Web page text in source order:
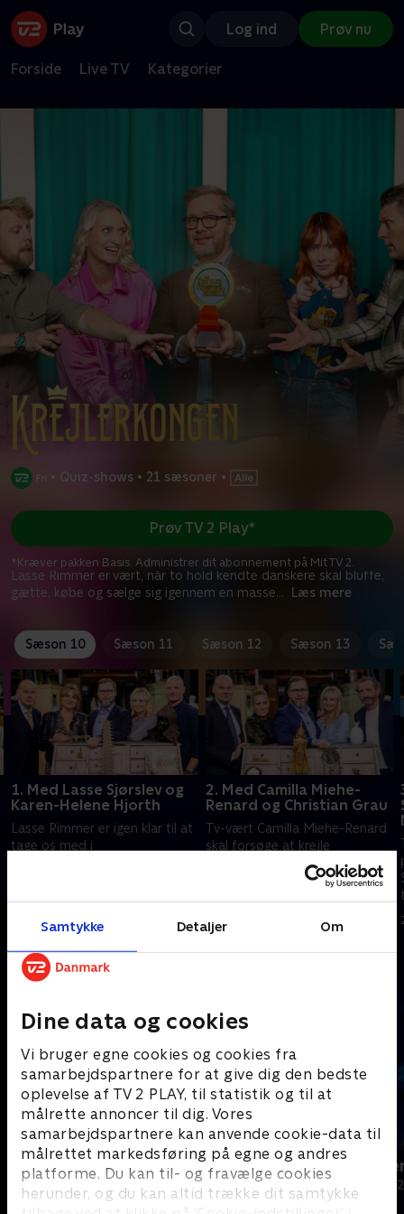
Samtykke Detaljer Om
Dine data og cookies
Vi bruger egne cookies og cookies fra
samarbejdspartnere for at give dig den bedste
oplevelse af TV 2 PLAY, til statistik og til at
målrette annoncer til dig. Vores
samarbejdspartnere kan anvende cookie-data til
målrettet markedsføring på egne og andres
platforme. Du kan til- og fravælge cookies
herunder, og du kan altid trække dit samtykke
Log ind Prøv nu
Forside Live TV Kategorier
• Quiz-shows • 21 sæsoner •
Lasse Rimmer er vært, når to hold kendte danskere skal bluffe,
gætte, købe og sælge sig igennem en masse... Læs mere
Prøv TV 2 Play*
*Kræver pakken Basis. Administrer dit abonnement på Mit TV 2.
Sæson 10 Sæson 11 Sæson 12 Sæson 13
1. Med Lasse Sjørslev og
Karen-Helene Hjorth
Lasse Rimmer er igen klar til at
tage os med i
Hjorth
20. januar 2020 • 29 min
2. Med Camilla Miehe-
Renard og Christian Grau
Tv-vært Camilla Miehe-Renard
skal forsøge at krejle
livsstilsekspert Christian Grau
af banen og omvendt.
21. januar 2020 • 29 min
Andre så også
24 stjerners julikalender
TV-Shows • 1 sæsoner
Hvem vil
Quiz-shows •